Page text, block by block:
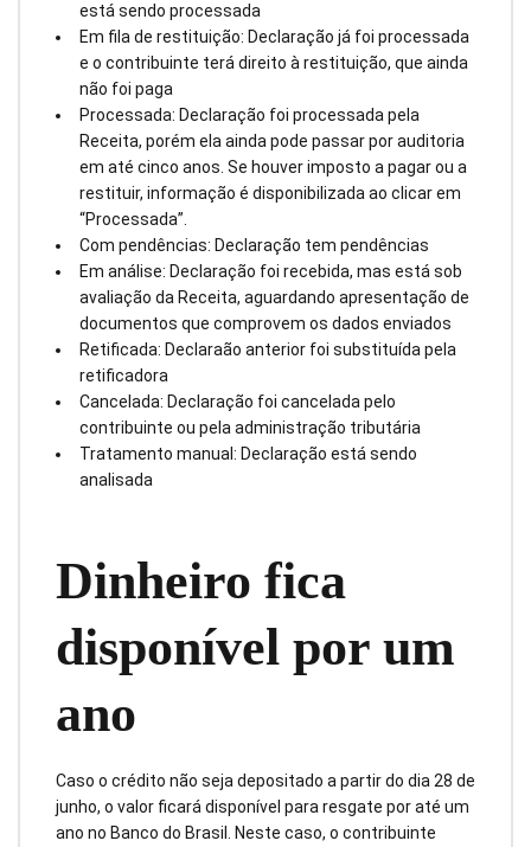
está sendo processada
Em fila de restituição: Declaração já foi processada
e o contribuinte terá direito à restituição, que ainda
não foi paga
Processada: Declaração foi processada pela
Receita, porém ela ainda pode passar por auditoria
em até cinco anos. Se houver imposto a pagar ou a
restituir, informação é disponibilizada ao clicar em
“Processada”.
Com pendências: Declaração tem pendências
Em análise: Declaração foi recebida, mas está sob
avaliação da Receita, aguardando apresentação de
documentos que comprovem os dados enviados
Retificada: Declaraão anterior foi substituída pela
retificadora
Cancelada: Declaração foi cancelada pelo
contribuinte ou pela administração tributária
Tratamento manual: Declaração está sendo
analisada
Dinheiro fica
disponível por um
ano
Caso o crédito não seja depositado a partir do dia 28 de
junho, o valor ficará disponível para resgate por até um
ano no Banco do Brasil. Neste caso, o contribuinte